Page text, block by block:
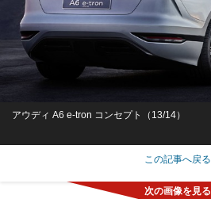
アウディ A6 e-tron コンセプト（13/14）
この記事へ戻る